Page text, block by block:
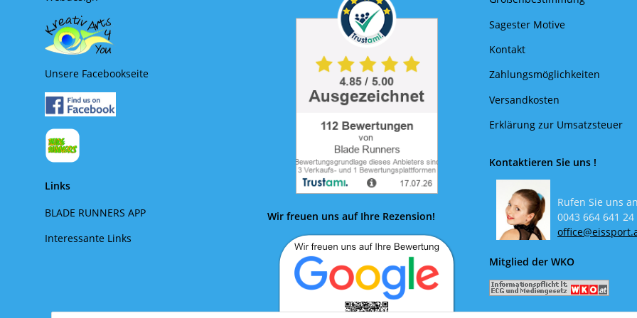
Unsere Facebookseite
Links
BLADE RUNNERS APP
Interessante Links
Wir freuen uns auf Ihre Rezension!
Sagester Motive
Kontakt
Zahlungsmöglichkeiten
Versandkosten
Erklärung zur Umsatzsteuer
Kontaktieren Sie uns !
Rufen Sie uns
0043 664 641 24
Mitglied der WKO